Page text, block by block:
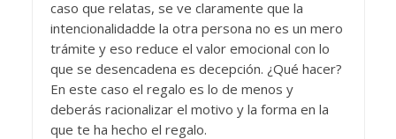
caso que relatas, se ve claramente que la
intencionalidadde la otra persona no es un mero
trámite y eso reduce el valor emocional con lo
que se desencadena es decepción. ¿Qué hacer?
En este caso el regalo es lo de menos y
deberás racionalizar el motivo y la forma en la
que te ha hecho el regalo.